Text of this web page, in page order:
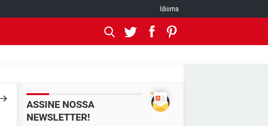
Idioma
ASSINE NOSSA
NEWSLETTER!